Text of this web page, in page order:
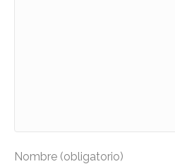
Nombre (obligatorio)